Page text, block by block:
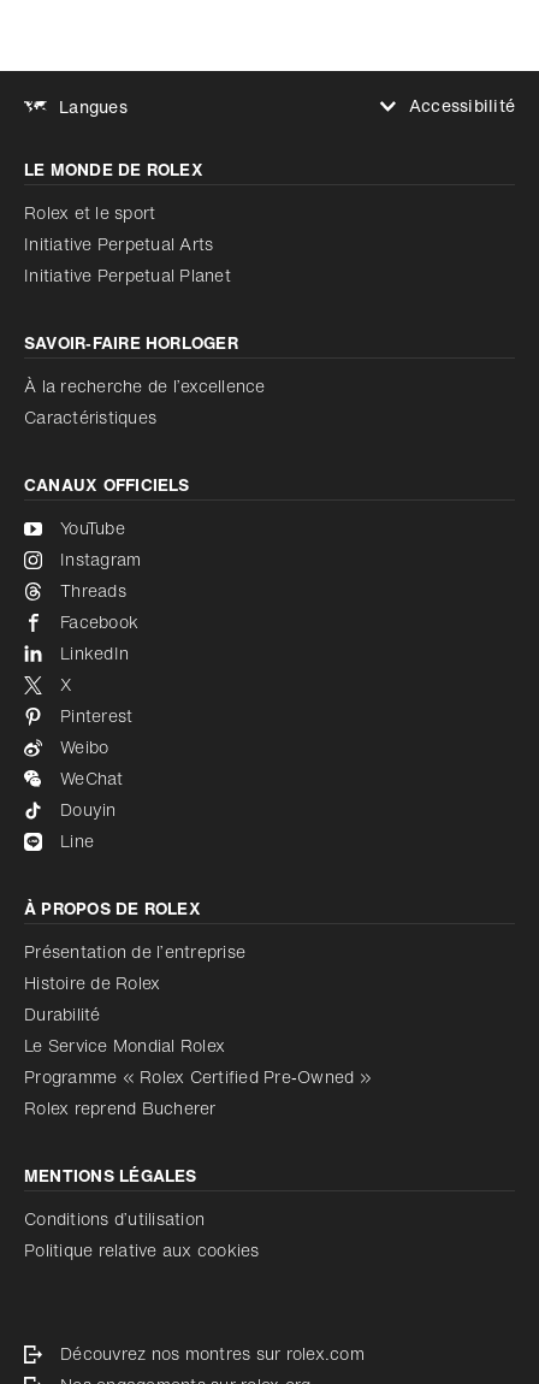
Langues
Accessibilité
Augmenter le contraste
Désactivé
Réduire les animations
Réduire les animations
Désactivé
LE MONDE DE ROLEX
Rolex et le sport
Initiative Perpetual Arts
Initiative Perpetual Planet
SAVOIR‑FAIRE HORLOGER
À la recherche de l’excellence
Caractéristiques
CANAUX OFFICIELS
YouTube
Instagram
Threads
Facebook
LinkedIn
X
Pinterest
Weibo
WeChat
Douyin
Line
À PROPOS DE ROLEX
Présentation de l’entreprise
Histoire de Rolex
Durabilité
Le Service Mondial Rolex
Programme « Rolex Certified Pre‑Owned »
Rolex reprend Bucherer
MENTIONS LÉGALES
Conditions d’utilisation
Politique relative aux cookies
Découvrez nos montres sur rolex.com